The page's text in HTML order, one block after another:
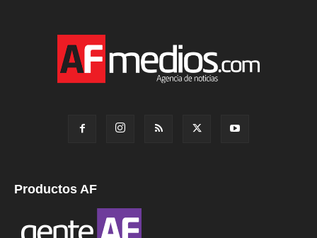
Productos AF